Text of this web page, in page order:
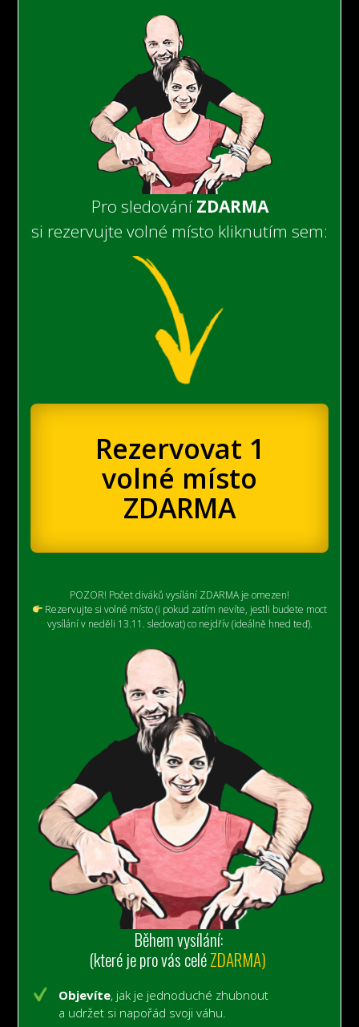
Pro sledováníZDARMA
si rezervujte volné místo kliknutím sem:
Rezervovat 1
volné místo
ZDARMA
POZOR! Počet diváků vysílání ZDARMA je omezen!
Rezervujte si volné místo (i pokud zatím nevíte, jestli budete moct
vysílání v neděli 13.11. sledovat) co nejdřív (ideálně hned teď).
Během vysílání:
(které je pro vás celéZDARMA)
Objevíte, jak je jednoduché zhubnout
a udržet si napořád svoji váhu.